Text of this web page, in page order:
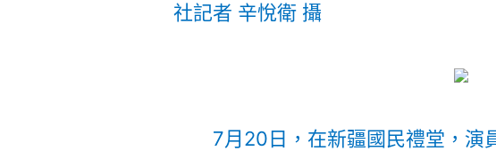
社記者 辛悅衛 攝
7月20日，在新疆國民禮堂，演